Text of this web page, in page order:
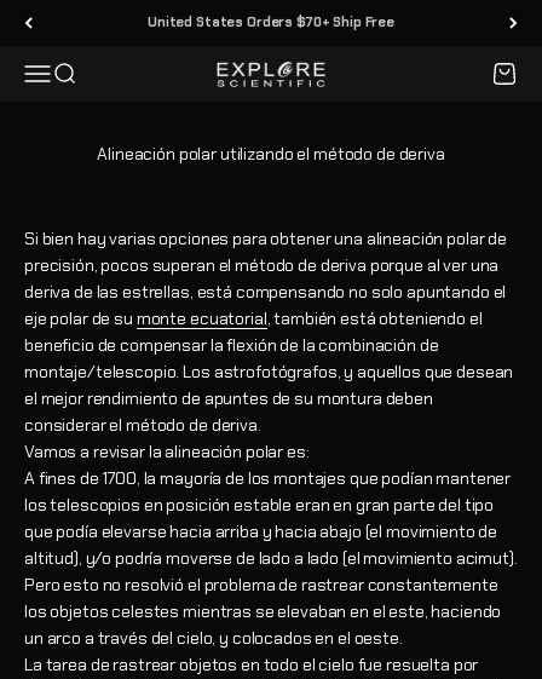
Ir al contenido 30 Day Returns
MenúBuscar Explore Scientific Carrito
Alineación polar utilizando el método de deriva
Si bien hay varias opciones para obtener una alineación polar de
precisión, pocos superan el método de deriva porque al ver una
deriva de las estrellas, está compensando no solo apuntando el
eje polar de su monte ecuatorial, también está obteniendo el
beneficio de compensar la flexión de la combinación de
montaje/telescopio. Los astrofotógrafos, y aquellos que desean
el mejor rendimiento de apuntes de su montura deben
considerar el método de deriva.
Vamos a revisar la alineación polar es:
A fines de 1700, la mayoría de los montajes que podían mantener
los telescopios en posición estable eran en gran parte del tipo
que podía elevarse hacia arriba y hacia abajo (el movimiento de
altitud), y/o podría moverse de lado a lado (el movimiento acimut).
Pero esto no resolvió el problema de rastrear constantemente
los objetos celestes mientras se elevaban en el este, haciendo
un arco a través del cielo, y colocados en el oeste.
La tarea de rastrear objetos en todo el cielo fue resuelta por